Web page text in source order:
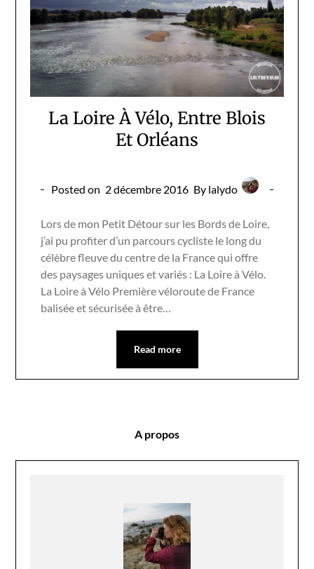
La Loire À Vélo, Entre Blois
Et Orléans
Posted on 2 décembre 2016 By lalydo
Lors de mon Petit Détour sur les Bords de Loire,
j’ai pu profiter d’un parcours cycliste le long du
célèbre fleuve du centre de la France qui offre
des paysages uniques et variés : La Loire à Vélo.
La Loire à Vélo Première véloroute de France
balisée et sécurisée à être…
Read more
A propos